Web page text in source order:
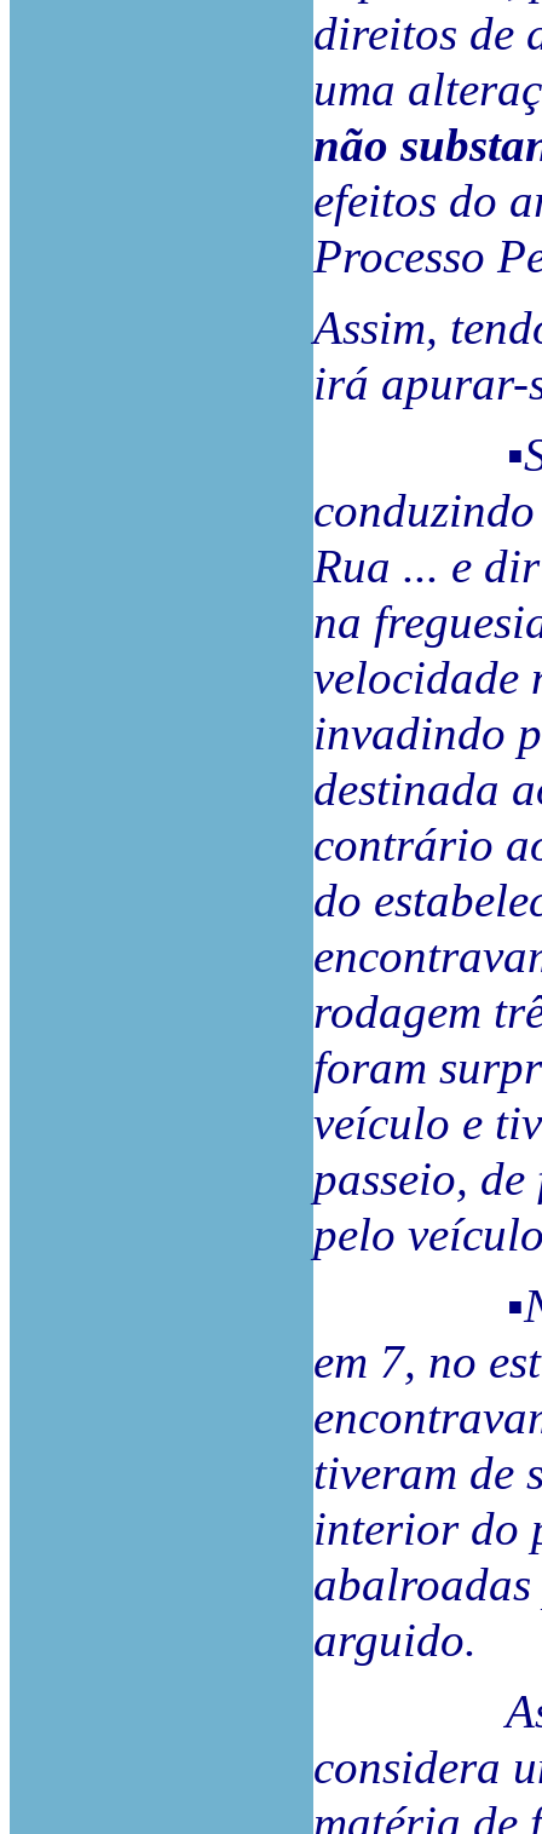
direitos de
uma
não
efeitos do
Processo
Assim,
irá apurar-
Rua ... e
na
velocidade
invadindo
destinada
contrário
do
rodagem
foram
veículo e
passeio,
pelo
▪Nas
em 7, no
tiveram de
interior do
arguido.
Assim,
considera
matéria de